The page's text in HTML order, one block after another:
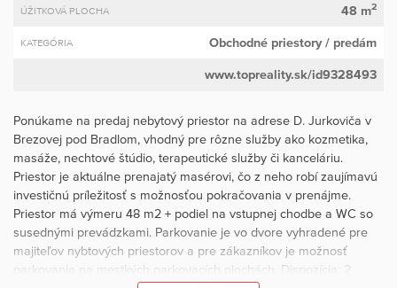
ÚŽITKOVÁ PLOCHA 48 m2
KATEGÓRIA Obchodné priestory/ predám
www.topreality.sk/id9328493
Ponúkame na predaj nebytový priestor na adrese D. Jurkoviča v
Brezovej pod Bradlom, vhodný pre rôzne služby ako kozmetika,
masáže, nechtové štúdio, terapeutické služby či kanceláriu.
Priestor je aktuálne prenajatý masérovi, čo z neho robí zaujímavú
investičnú príležitosť s možnosťou pokračovania v prenájme.
Priestor má výmeru 48 m2 + podiel na vstupnej chodbe a WC so
susednými prevádzkami. Parkovanie je vo dvore vyhradené pre
majiteľov nybtových priestorov a pre zákazníkov je možnosť
parkovania na mestkých parkovacích plochách. Dispozícia: 2